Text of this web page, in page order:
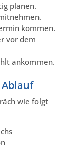
planen.
kommen.
vor dem
ankommen.
wie folgt